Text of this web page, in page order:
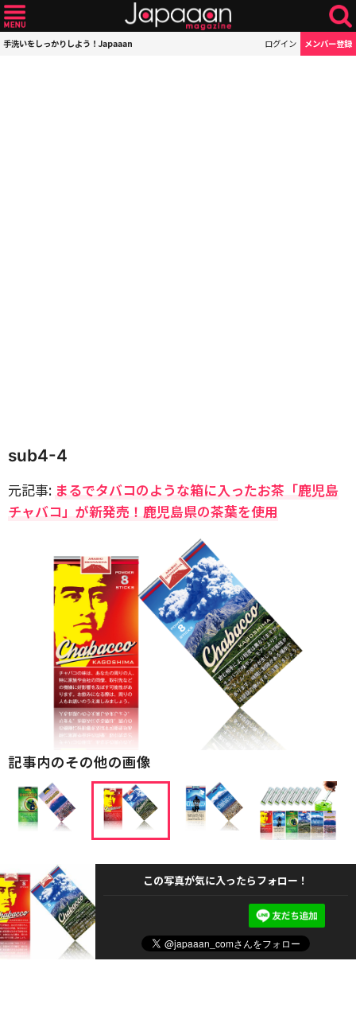
手洗いをしっかりしよう！Japaaan ログイン メンバー登録
sub4-4
元記事: まるでタバコのような箱に入ったお茶「鹿児島
チャバコ」が新発売！鹿児島県の茶葉を使用
記事内のその他の画像
この写真が気に入ったらフォロー！